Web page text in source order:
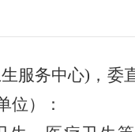
服务中心)，委
位）：